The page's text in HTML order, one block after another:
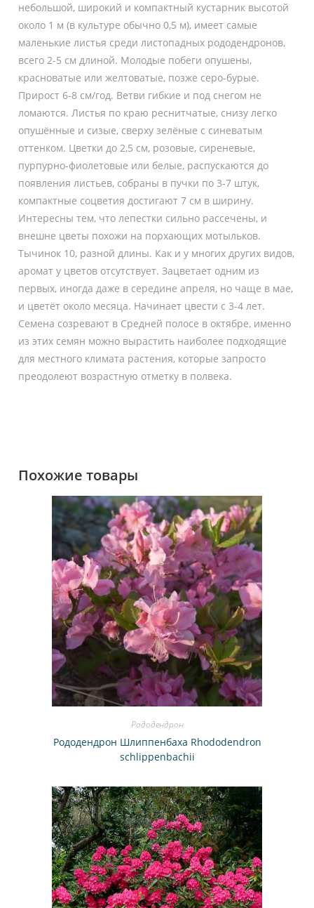
небольшой, широкий и компактный кустарник высотой
около 1 м (в культуре обычно 0,5 м), имеет самые
маленькие листья среди листопадных рододендронов,
всего 2-5 см длиной. Молодые побеги опушены,
красноватые или желтоватые, позже серо-бурые.
Прирост 6-8 см/год. Ветви гибкие и под снегом не
ломаются. Листья по краю реснитчатые, снизу легко
опушённые и сизые, сверху зелёные с синеватым
оттенком. Цветки до 2,5 см, розовые, сиреневые,
пурпурно-фиолетовые или белые, распускаются до
появления листьев, собраны в пучки по 3-7 штук,
компактные соцветия достигают 7 см в ширину.
Интересны тем, что лепестки сильно рассечены, и
внешне цветы похожи на порхающих мотыльков.
Тычинок 10, разной длины. Как и у многих других видов,
аромат у цветов отсутствует. Зацветает одним из
первых, иногда даже в середине апреля, но чаще в мае,
и цветёт около месяца. Начинает цвести с 3-4 лет.
Семена созревают в Средней полосе в октябре, именно
из этих семян можно вырастить наиболее подходящие
для местного климата растения, которые запросто
преодолеют возрастную отметку в полвека.
Похожие товары
Рододендрон
Рододендрон Шлиппенбаха Rhododendron
schlippenbachii